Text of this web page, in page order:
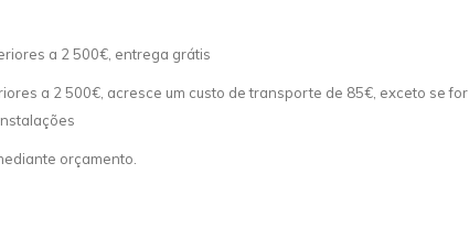
a 2 500€, entrega grátis
a 2 500€, acresce um custo de transporte de 85€, exceto se for
orçamento.